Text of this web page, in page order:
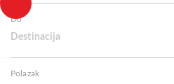
Do
Destinacija
Polazak